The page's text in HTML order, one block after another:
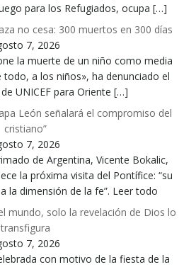
para los Refugiados, ocupa […]
no cesa: 300 muertos en 300 días
7, 2026
la muerte de un niño como media
a los niños», ha denunciado el
UNICEF para Oriente […]
León señalará el compromiso del
cristiano”
7, 2026
de Argentina, Vicente Bokalic,
la próxima visita del Pontífice: “su
la dimensión de la fe”. Leer todo
mundo, solo la revelación de Dios lo
transfigura
7, 2026
con motivo de la fiesta de la